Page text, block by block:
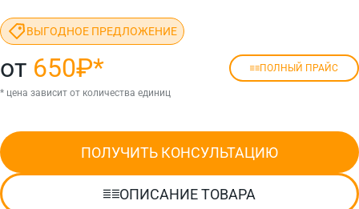
ВЫГОДНОЕ ПРЕДЛОЖЕНИЕ
от 650₽* ПОЛНЫЙ ПРАЙС
* цена зависит от количества единиц
ПОЛУЧИТЬ КОНСУЛЬТАЦИЮ
ОПИСАНИЕ ТОВАРА